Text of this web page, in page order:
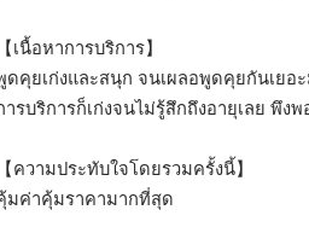
【เนื้อหาการบริการ】
ดคุยเก่งและสนุก จนเผลอพูดคุยกันเยอ
ารบริการก็เก่งจนไม่รู้สึกถึงอายุเลย พึงพ
【ความประทับใจโดยรวมครั้งนี้】
มค่าคุ้มราคามากที่สุด